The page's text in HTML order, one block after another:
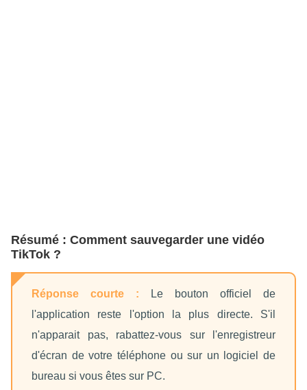
Résumé : Comment sauvegarder une vidéo
TikTok ?
Réponse courte : Le bouton officiel de
l'application reste l'option la plus directe. S'il
n'apparait pas, rabattez-vous sur l'enregistreur
d'écran de votre téléphone ou sur un logiciel de
bureau si vous êtes sur PC.